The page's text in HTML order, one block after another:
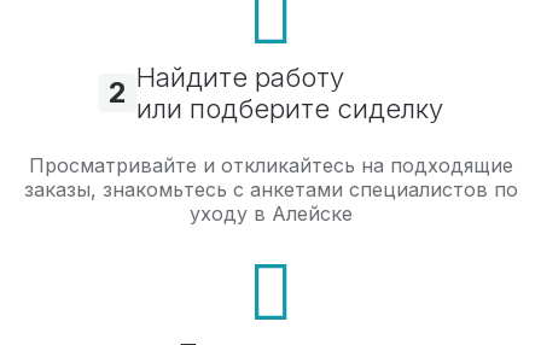
2 Найдите работу
или подберите сиделку
Просматривайте и откликайтесь на подходящие
заказы, знакомьтесь с анкетами специалистов по
уходу в Алейске